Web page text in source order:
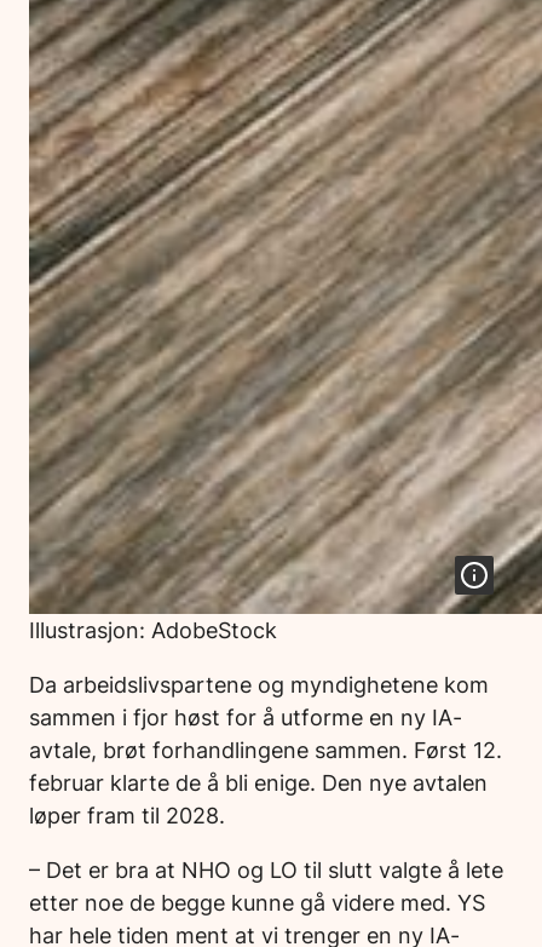
Illustrasjon: AdobeStock
Da arbeidslivspartene og myndighetene kom
sammen i fjor høst for å utforme en ny IA-
avtale, brøt forhandlingene sammen. Først 12.
februar klarte de å bli enige. Den nye avtalen
løper fram til 2028.
– Det er bra at NHO og LO til slutt valgte å lete
etter noe de begge kunne gå videre med. YS
har hele tiden ment at vi trenger en ny IA-